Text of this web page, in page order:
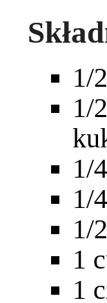
1/
1/
1/
1/
1
1